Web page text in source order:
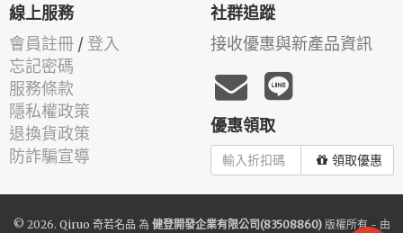
線上服務
會員註冊 / 登入
忘記密碼
服務條款
隱私權政策
退換貨政策
防詐騙宣導
社群追蹤
接收優惠與新產品資訊
優惠領取
領取優惠
© 2026. Qiruo 奇若名品 為 健登開發企業有限公司(83508860)版權所有 - 由